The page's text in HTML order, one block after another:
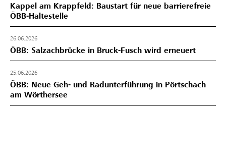
Kappel am Krappfeld: Baustart für neue barrierefreie
ÖBB-Haltestelle
26.06.2026
ÖBB: Salzachbrücke in Bruck-Fusch wird erneuert
25.06.2026
ÖBB: Neue Geh- und Radunterführung in Pörtschach
am Wörthersee